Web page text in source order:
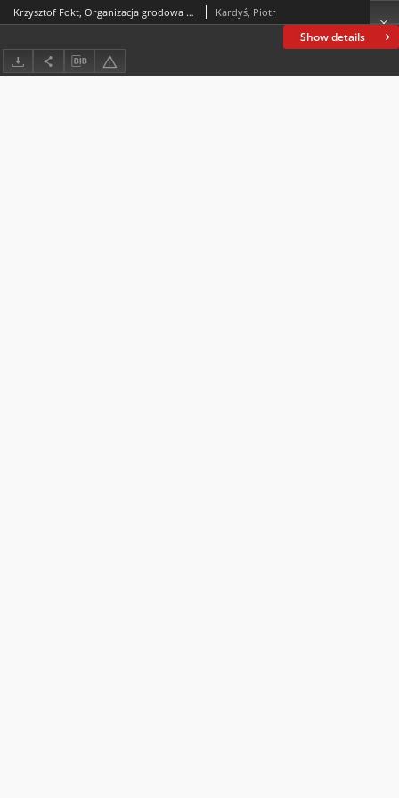
Show details
Krzysztof Fokt, Organizacja grodowa w drugiej monarchii piastowskiej.Studium krytyczne, Kraków: Societas Vistulana, 2022, ss. 124 Kardyś, Piotr